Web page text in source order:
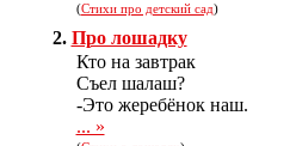
(Стихи про детский сад)
2. Про лошадку
Кто на завтрак
Съел шалаш?
-Это жеребёнок наш.
... »